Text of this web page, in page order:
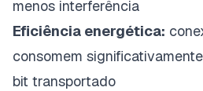
menos interferência
Eficiência energética:
consomem
bit transportado